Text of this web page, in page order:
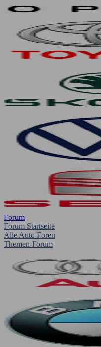
Forum
Forum Startseite
Alle Auto-Foren
Themen-Forum